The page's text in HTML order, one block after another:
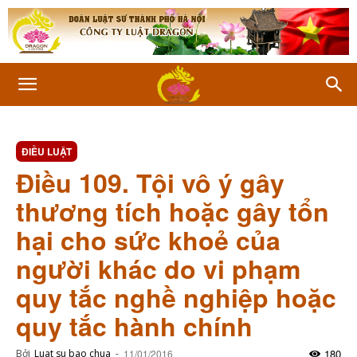
ĐIỀU LUẬT
Điều 109. Tội vô ý gây
thương tích hoặc gây tổn
hại cho sức khoẻ của
người khác do vi phạm
quy tắc nghề nghiệp hoặc
quy tắc hành chính
Bởi Luat su bao chua - 11/01/2016 180